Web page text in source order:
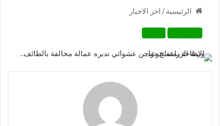
الرئيسية / اخر الاخبار